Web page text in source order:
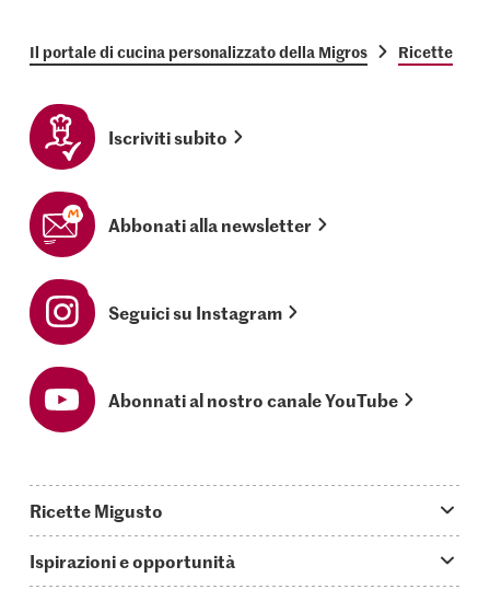
Il portale di cucina personalizzato della Migros Ricette
Iscriviti subito
Abbonati alla newsletter
Seguici su Instagram
Abonnati al nostro canale YouTube
Ricette Migusto
Oggi cucino
Ispirazioni e opportunità